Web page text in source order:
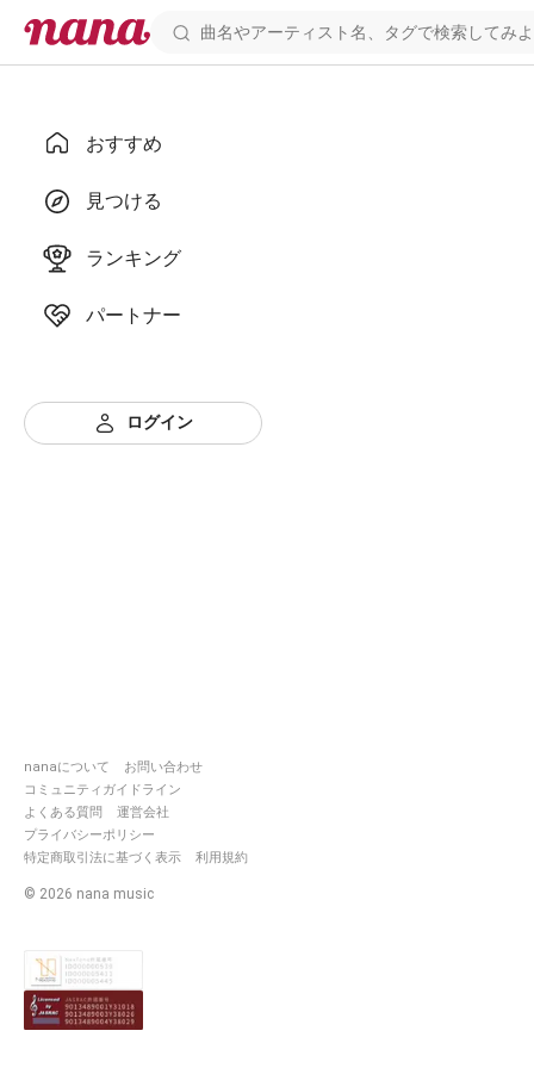
おすすめ
見つける
ランキング
パートナー
ログイン
nanaについて
お問い合わせ
コミュニティガイドライン
よくある質問
運営会社
プライバシーポリシー
特定商取引法に基づく表示
利用規約
© 2026 nana music